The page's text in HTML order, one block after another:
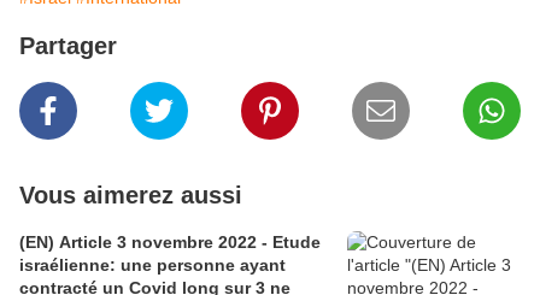
Partager
Vous aimerez aussi
(EN) Article 3 novembre 2022 - Etude
israélienne: une personne ayant
contracté un Covid long sur 3 ne